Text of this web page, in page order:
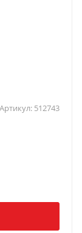
Артикул: 512743